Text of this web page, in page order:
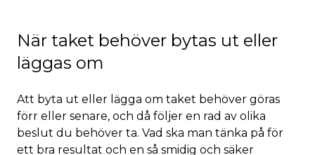
När taket behöver bytas ut eller
läggas om
Att byta ut eller lägga om taket behöver göras
förr eller senare, och då följer en rad av olika
beslut du behöver ta. Vad ska man tänka på för
ett bra resultat och en så smidig och säker